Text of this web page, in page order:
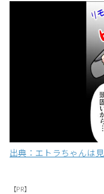
出典：エトラちゃんは見
【PR】